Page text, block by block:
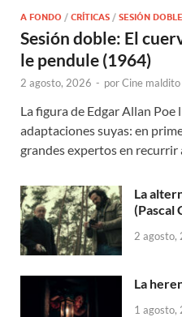
A FONDO / CRÍTICAS / SESIÓN DOBLE
Sesión doble: El
le pendule (1964)
2 agosto, 2026 - porCine maldito
La figura de Edgar Allan Poe
adaptaciones suyas: en
grandes expertos en recurrir
La
(Pascal
2 agosto,
La
1 agosto,